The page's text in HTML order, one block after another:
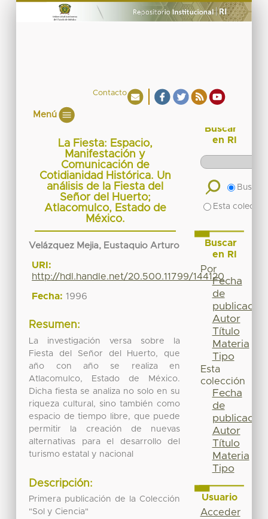
Contacto
Menú
La Fiesta: Espacio,
Manifestación y
Comunicación de
Cotidianidad Histórica. Un
análisis de la Fiesta del
Señor del Huerto;
Atlacomulco, Estado de
México.
Velázquez Mejia, Eustaquio Arturo
URI:
http://hdl.handle.net/20.500.11799/144120
Fecha: 1996
Resumen:
La investigación versa sobre la
Fiesta del Señor del Huerto, que
año con año se realiza en
Atlacomulco, Estado de México.
Dicha fiesta se analiza no solo en su
riqueza cultural, sino también como
espacio de tiempo libre, que puede
permitir la creación de nuevas
alternativas para el desarrollo del
turismo estatal y nacional
Descripción:
Primera publicación de la Colección
"Sol y Ciencia"
Buscar
en RI
Buscar
Esta
Buscar
en RI
Por
Fecha
de
publicación
Autor
Título
Materia
Tipo
Esta
colección
Fecha
de
publicación
Autor
Título
Materia
Tipo
Usuario
Acceder